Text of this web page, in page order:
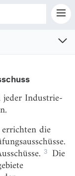
Weiterbildung
Industrie-
die
3 Die